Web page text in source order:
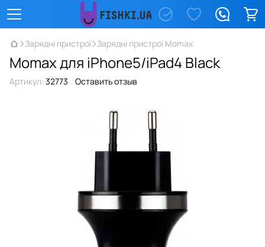
Зарядні пристрої Зарядні пристрої Momax
Momax для iPhone5/iPad4 Black
Артикул: 32773 Оставить отзыв